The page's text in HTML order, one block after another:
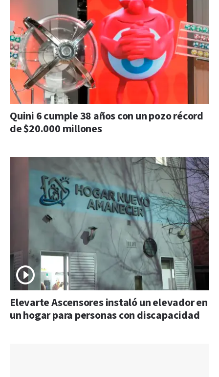
Quini 6 cumple 38 años con un pozo récord
de $20.000 millones
Elevarte Ascensores instaló un elevador en
un hogar para personas con discapacidad